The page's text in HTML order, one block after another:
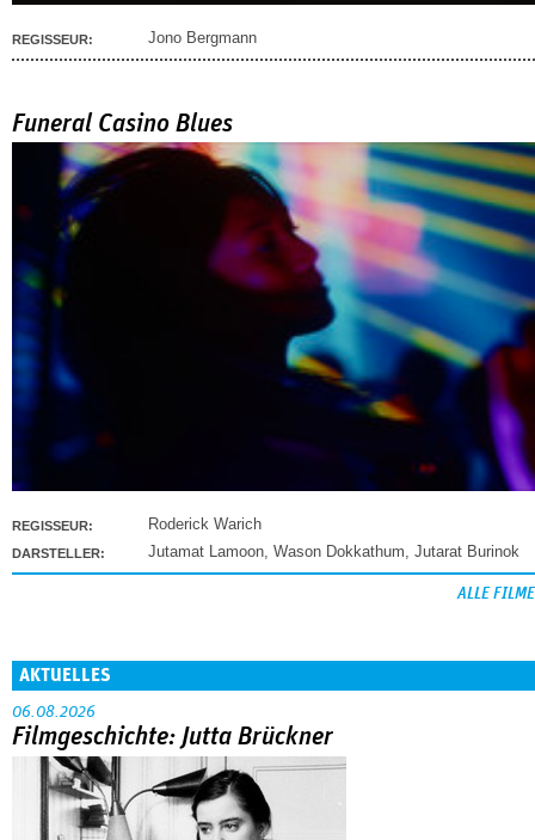
REGISSEUR: Jono Bergmann
Funeral Casino Blues
REGISSEUR: Roderick Warich
DARSTELLER: Jutamat Lamoon Wason Dokkathum Jutarat Burinok
ALLE FILME
AKTUELLES
06.08.2026
Filmgeschichte: Jutta Brückner